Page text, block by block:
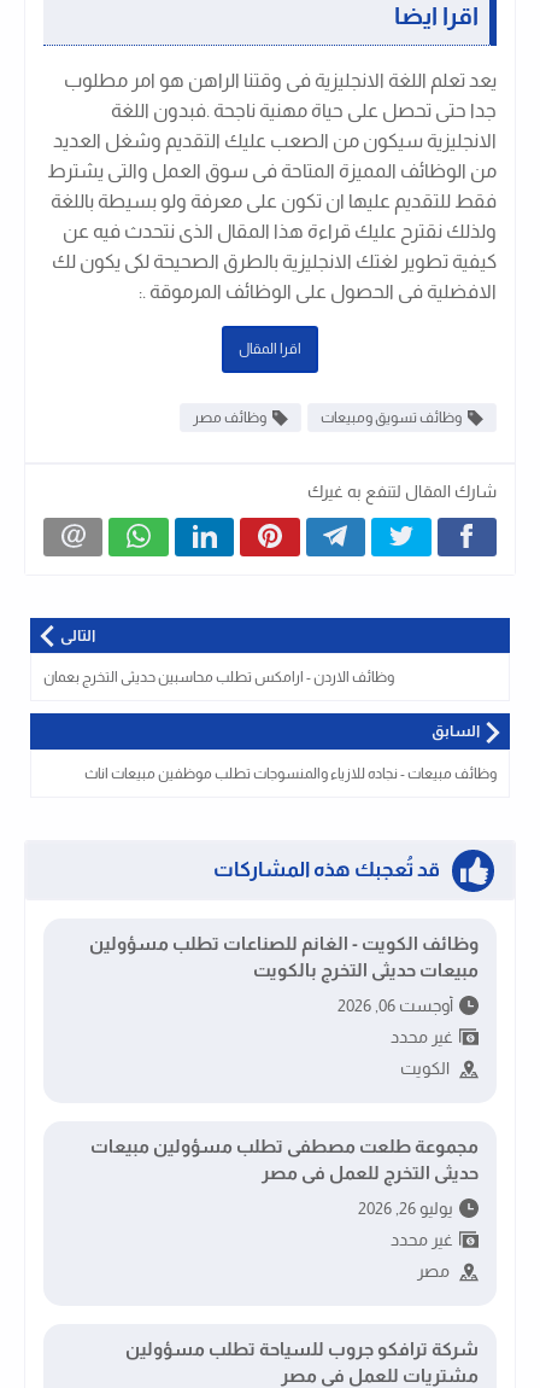
اقرا ايضا
يعد تعلم اللغة الانجليزية فى وقتنا الراهن هو امر مطلوب
جدا حتى تحصل على حياة مهنية ناجحة .فبدون اللغة
الانجليزية سيكون من الصعب عليك التقديم وشغل العديد
من الوظائف المميزة المتاحة فى سوق العمل والتى يشترط
فقط للتقديم عليها ان تكون على معرفة ولو بسيطة باللغة
ولذلك نقترح عليك قراءة هذا المقال الذى نتحدث فيه عن
كيفية تطوير لغتك الانجليزية بالطرق الصحيحة لكى يكون لك
الافضلية فى الحصول على الوظائف المرموقة .:
اقرا المقال
وظائف تسويق ومبيعات وظائف مصر
شارك المقال لتنفع به غيرك
التالى
وظائف الاردن - ارامكس تطلب محاسبين حديثى التخرج بعمان
السابق
وظائف مبيعات - نجاده للازياء والمنسوجات تطلب موظفين مبيعات اناث
قد تُعجبك هذه المشاركات
وظائف الكويت - الغانم للصناعات تطلب مسؤولين
مبيعات حديثى التخرج بالكويت
أوجست 06, 2026
غير محدد
الكويت
مجموعة طلعت مصطفى تطلب مسؤولين مبيعات
حديثى التخرج للعمل فى مصر
يوليو 26, 2026
غير محدد
مصر
شركة ترافكو جروب للسياحة تطلب مسؤولين
مشتريات للعمل فى مصر